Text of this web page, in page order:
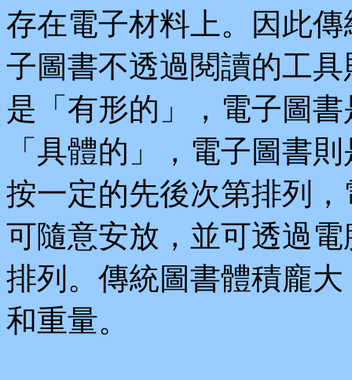
存在電子材料上。因此
子圖書不透過閱讀的工
是「有形的」，電子圖
「具體的」，電子圖書
按一定的先後次第排列
可隨意安放，並可透過
排列。傳統圖書體積龐
和重量。